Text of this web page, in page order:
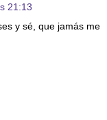
21:13
y sé, que jamás me